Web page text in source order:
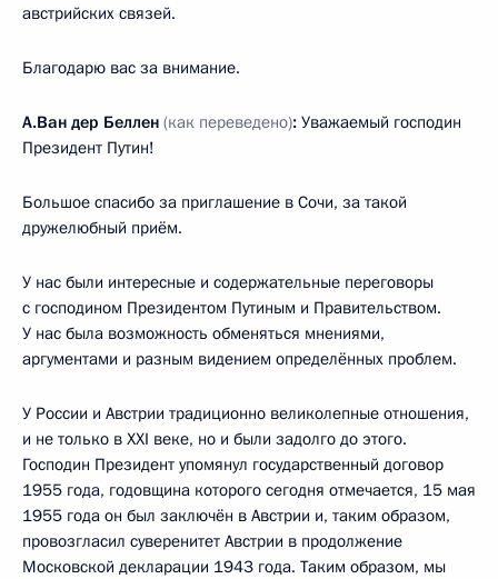
австрийских связей.
Благодарю вас за внимание.
А.Ван дер Беллен (как переведено): Уважаемый господин
Президент Путин!
Большое спасибо за приглашение в Сочи, за такой
дружелюбный приём.
У нас были интересные и содержательные переговоры
с господином Президентом Путиным и Правительством.
У нас была возможность обменяться мнениями,
аргументами и разным видением определённых проблем.
У России и Австрии традиционно великолепные отношения,
и не только в XXI веке, но и были задолго до этого.
Господин Президент упомянул государственный договор
1955 года, годовщина которого сегодня отмечается, 15 мая
1955 года он был заключён в Австрии и, таким образом,
провозгласил суверенитет Австрии в продолжение
Московской декларации 1943 года. Таким образом, мы